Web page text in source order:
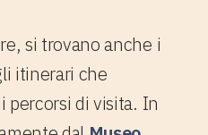
si trovano anche i
itinerari che
percorsi di visita. In